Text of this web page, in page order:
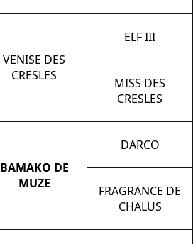
VENISE DES
CRESLES
ELF III
MISS DES
CRESLES
BAMAKO DE
MUZE
DARCO
FRAGRANCE DE
CHALUS